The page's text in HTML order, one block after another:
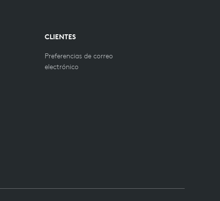
CLIENTES
Preferencias de correo
electrónico